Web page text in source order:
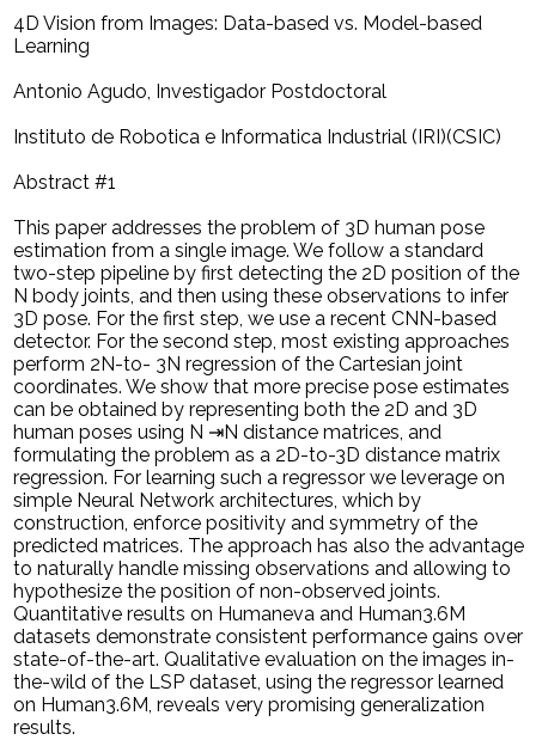
4D Vision from Images: Data-based vs. Model-based
Learning
Antonio Agudo, Investigador Postdoctoral
Instituto de Robotica e Informatica Industrial (IRI)(CSIC)
Abstract #1
This paper addresses the problem of 3D human pose
estimation from a single image. We follow a standard
two-step pipeline by first detecting the 2D position of the
N body joints, and then using these observations to infer
3D pose. For the first step, we use a recent CNN-based
detector. For the second step, most existing approaches
perform 2N-to- 3N regression of the Cartesian joint
coordinates. We show that more precise pose estimates
can be obtained by representing both the 2D and 3D
human poses using N ⇥N distance matrices, and
formulating the problem as a 2D-to-3D distance matrix
regression. For learning such a regressor we leverage on
simple Neural Network architectures, which by
construction, enforce positivity and symmetry of the
predicted matrices. The approach has also the advantage
to naturally handle missing observations and allowing to
hypothesize the position of non-observed joints.
Quantitative results on Humaneva and Human3.6M
datasets demonstrate consistent performance gains over
state-of-the-art. Qualitative evaluation on the images in-
the-wild of the LSP dataset, using the regressor learned
on Human3.6M, reveals very promising generalization
results.